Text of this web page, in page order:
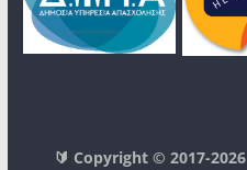
🔰 Copyright © 2017-